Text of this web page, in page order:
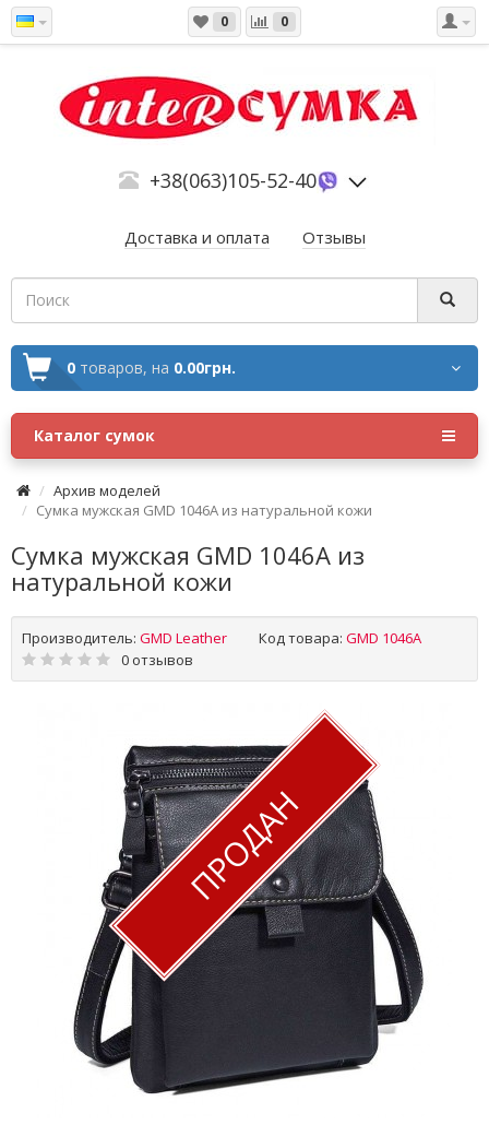
0 0
+38(063)105-52-40
Доставка и оплата Отзывы
0 товаров, на 0.00грн.
Каталог сумок
Архив моделей
Сумка мужская GMD 1046A из натуральной кожи
Сумка мужская GMD 1046A из
натуральной кожи
Производитель: GMD Leather Код товара: GMD 1046A
0 отзывов
ПРОДАН